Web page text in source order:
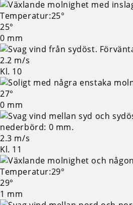
25°
0 mm
2.2 m/s
Kl. 10
27°
0 mm
2.3 m/s
Kl. 11
29°
1 mm